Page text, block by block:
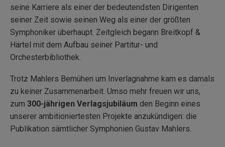
seine Karriere als einer der bedeutendsten Dirigenten
seiner Zeit sowie seinen Weg als einer der größten
Symphoniker überhaupt. Zeitgleich begann Breitkopf &
Härtel mit dem Aufbau seiner Partitur- und
Orchesterbibliothek.
Trotz Mahlers Bemühen um Inverlagnahme kam es damals
zu keiner Zusammenarbeit. Umso mehr freuen wir uns,
zum 300-jährigen Verlagsjubiläum den Beginn eines
unserer ambitioniertesten Projekte anzukündigen: die
Publikation sämtlicher Symphonien Gustav Mahlers.